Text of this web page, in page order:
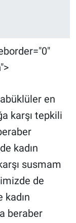
en
karşı tepkili
kadın
susmam
de
kadın
beraber